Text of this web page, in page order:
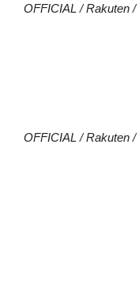
OFFICIAL/Rakuten/
OFFICIAL/Rakuten/